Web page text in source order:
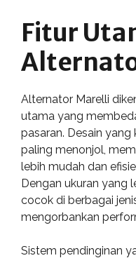
Fitur
Alternator Marelli
utama yang
pasaran. Desain
paling menonjol,
lebih mudah dan
Dengan ukuran yang
cocok di berbagai
mengorbankan
Sistem pendinginan